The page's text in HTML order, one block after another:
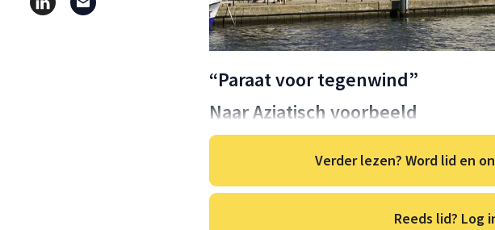
“Paraat voor tegenwind”
Naar Aziatisch voorbeeld
Verder lezen? Word lid en
Reeds lid? Log